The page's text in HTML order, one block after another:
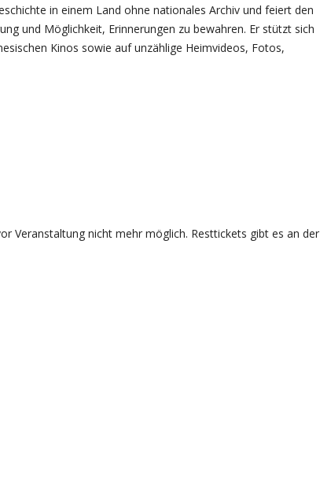
in einem Land ohne nationales Archiv und feiert den
und Möglichkeit, Erinnerungen zu bewahren. Er stützt sich
Kinos sowie auf unzählige Heimvideos, Fotos,
Veranstaltung nicht mehr möglich. Resttickets gibt es an der